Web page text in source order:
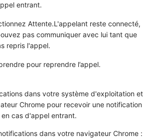
entrant.
Attente.L'appelant reste connecté,
pas communiquer avec lui tant que
repris l'appel.
pour reprendre l’appel.
dans votre système d'exploitation et
Chrome pour recevoir une notification
cas d'appel entrant.
dans votre navigateur Chrome :